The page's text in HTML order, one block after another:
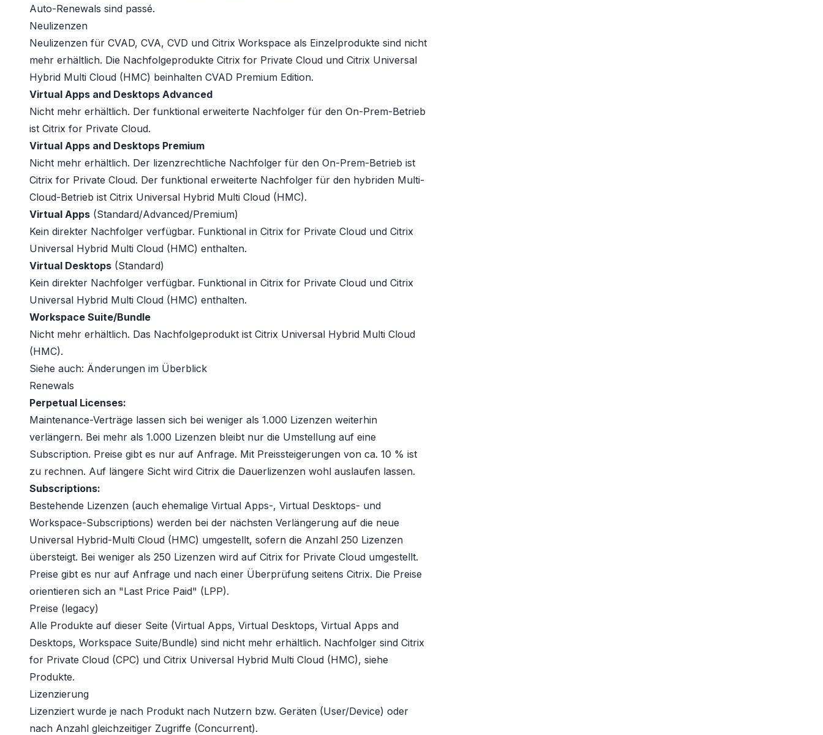
Auto-Renewals sind passé.
Neulizenzen
Neulizenzen für CVAD, CVA, CVD und Citrix Workspace als Einzelprodukte sind nicht
mehr erhältlich. Die Nachfolgeprodukte Citrix for Private Cloud und Citrix Universal
Hybrid Multi Cloud (HMC) beinhalten CVAD Premium Edition.
Virtual Apps and Desktops Advanced
Nicht mehr erhältlich. Der funktional erweiterte Nachfolger für den On-Prem-Betrieb
ist Citrix for Private Cloud.
Virtual Apps and Desktops Premium
Nicht mehr erhältlich. Der lizenzrechtliche Nachfolger für den On-Prem-Betrieb ist
Citrix for Private Cloud. Der funktional erweiterte Nachfolger für den hybriden Multi-
Cloud-Betrieb ist Citrix Universal Hybrid Multi Cloud (HMC).
Virtual Apps (Standard/Advanced/Premium)
Kein direkter Nachfolger verfügbar. Funktional in Citrix for Private Cloud und Citrix
Universal Hybrid Multi Cloud (HMC) enthalten.
Virtual Desktops (Standard)
Kein direkter Nachfolger verfügbar. Funktional in Citrix for Private Cloud und Citrix
Universal Hybrid Multi Cloud (HMC) enthalten.
Workspace Suite/Bundle
Nicht mehr erhältlich. Das Nachfolgeprodukt ist Citrix Universal Hybrid Multi Cloud
(HMC).
Siehe auch: Änderungen im Überblick
Renewals
Perpetual Licenses:
Maintenance-Verträge lassen sich bei weniger als 1.000 Lizenzen weiterhin
verlängern. Bei mehr als 1.000 Lizenzen bleibt nur die Umstellung auf eine
Subscription. Preise gibt es nur auf Anfrage. Mit Preissteigerungen von ca. 10 % ist
zu rechnen. Auf längere Sicht wird Citrix die Dauerlizenzen wohl auslaufen lassen.
Subscriptions:
Bestehende Lizenzen (auch ehemalige Virtual Apps-, Virtual Desktops- und
Workspace-Subscriptions) werden bei der nächsten Verlängerung auf die neue
Universal Hybrid-Multi Cloud (HMC) umgestellt, sofern die Anzahl 250 Lizenzen
übersteigt. Bei weniger als 250 Lizenzen wird auf Citrix for Private Cloud umgestellt.
Preise gibt es nur auf Anfrage und nach einer Überprüfung seitens Citrix. Die Preise
orientieren sich an "Last Price Paid" (LPP).
Preise (legacy)
Alle Produkte auf dieser Seite (Virtual Apps, Virtual Desktops, Virtual Apps and
Desktops, Workspace Suite/Bundle) sind nicht mehr erhältlich. Nachfolger sind Citrix
for Private Cloud (CPC) und Citrix Universal Hybrid Multi Cloud (HMC), siehe
Produkte.
Lizenzierung
Lizenziert wurde je nach Produkt nach Nutzern bzw. Geräten (User/Device) oder
nach Anzahl gleichzeitiger Zugriffe (Concurrent).